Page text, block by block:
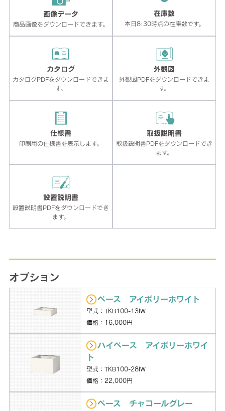
画像データ
商品画像をダウンロードできます。
在庫数
本日8:30時点の在庫数です。
カタログ
カタログPDFをダウンロードできま
す。
外観図
外観図PDFをダウンロードできま
す。
仕様書
印刷用の仕様書を表示します。
取扱説明書
取扱説明書PDFをダウンロードでき
ます。
設置説明書
設置説明書PDFをダウンロードでき
ます。
オプション
ベース アイボリーホワイト
型式：TKB100-13IW
価格：16,000円
ハイベース アイボリーホワイ
ト
型式：TKB100-28IW
価格：22,000円
ベース チャコールグレー